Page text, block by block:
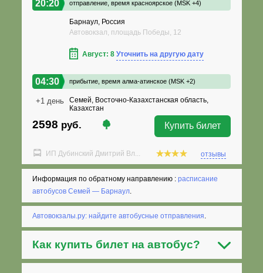
20:20 отправление, время красноярское (MSK +4)
Барнаул, Россия
Автовокзал, площадь Победы, 12
Август: 8 Уточнить на другую дату
04:30 прибытие, время алма-атинское (MSK +2)
+1 день
Семей, Восточно-Казахстанская область,
Казахстан
2598 руб. Купить билет
ИП Дубинский Дмитрий Вл... отзывы
Информация по обратному направлению :расписание
автобусов Семей — Барнаул.
Автовокзалы.ру: найдите автобусные отправления.
Как купить билет на автобус?